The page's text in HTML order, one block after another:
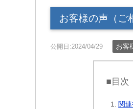
お客様の声（ご
公開日:2024/04/29 お客
■目次
関